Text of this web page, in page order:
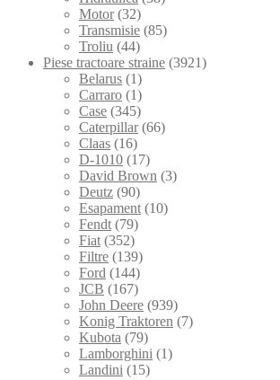
Motor (32)
Transmisie (85)
Troliu (44)
Piese tractoare straine (3921)
Belarus (1)
Carraro (1)
Case (345)
Caterpillar (66)
Claas (16)
D-1010 (17)
David Brown (3)
Deutz (90)
Esapament (10)
Fendt (79)
Fiat (352)
Filtre (139)
Ford (144)
JCB (167)
John Deere (939)
Konig Traktoren (7)
Kubota (79)
Lamborghini (1)
Landini (15)